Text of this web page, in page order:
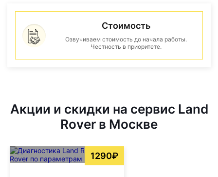
Стоимость
Озвучиваем стоимость до начала работы.
Честность в приоритете.
Акции и скидки на сервис Land
Rover в Москве
1290₽